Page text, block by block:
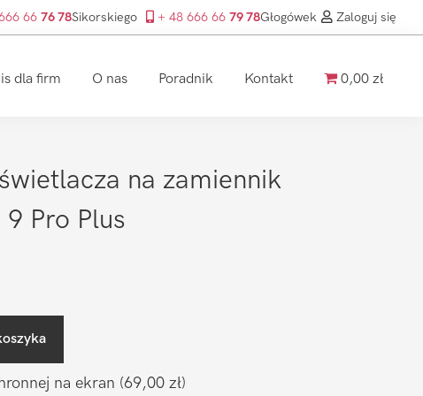
66 76 78Sikorskiego + 48 666 66 79 78Głogówek Zaloguj się
dla firm O nas Poradnik Kontakt 0,00 zł
na zamiennik
Pro Plus
na ekran (69,00 zł)